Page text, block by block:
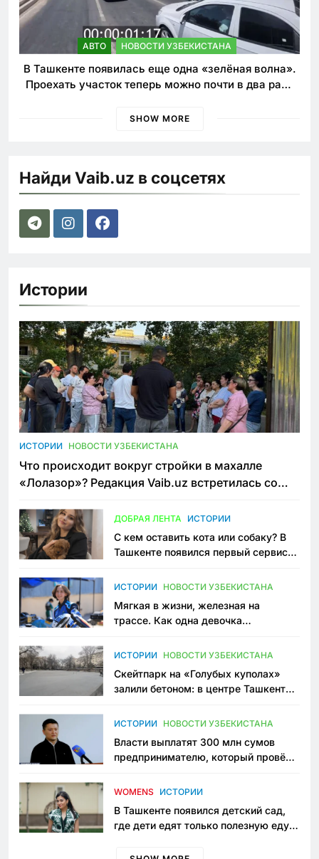
АВТО НОВОСТИ УЗБЕКИСТАНА
В Ташкенте появилась еще одна «зелёная волна».
Проехать участок теперь можно почти в два раза
SHOW MORE
Найди Vaib.uz в соцсетях
Истории
ИСТОРИИ НОВОСТИ УЗБЕКИСТАНА
Что происходит вокруг стройки в махалле
«Лолазор»? Редакция Vaib.uz встретилась со
ДОБРАЯ ЛЕНТА ИСТОРИИ
С кем оставить кота или собаку? В
Ташкенте появился первый сервис
ИСТОРИИ НОВОСТИ УЗБЕКИСТАНА
Мягкая в жизни, железная на
трассе. Как одна девочка
Узбекистане
ИСТОРИИ НОВОСТИ УЗБЕКИСТАНА
Скейтпарк на «Голубых куполах»
залили бетоном: в центре Ташкента
пространство
ИСТОРИИ НОВОСТИ УЗБЕКИСТАНА
Власти выплатят 300 млн сумов
предпринимателю, который провёл
приговору
WOMENS ИСТОРИИ
В Ташкенте появился детский сад,
где дети едят только полезную еду.
просить «кашу без сахара»